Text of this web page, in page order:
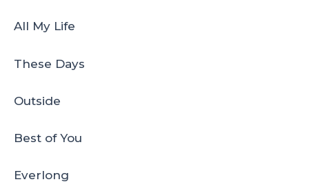
All My Life
These Days
Outside
Best of You
Everlong